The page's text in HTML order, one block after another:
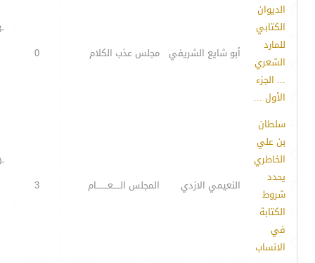
الديوان
الكتابي
للمارد
الشعري
... الجزء
الأول ...
أبو شايع الشريفي مجلس عذب الكلام 0
سلطان
بن علي
الخاطري
يحدد
شروط
الكتابة
في
الانساب
النعيمي الازدي المجلس الـــــعــــــــام 3